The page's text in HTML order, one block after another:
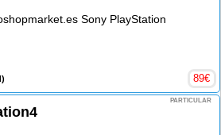
Sony PlayStation
89€
PARTICULAR